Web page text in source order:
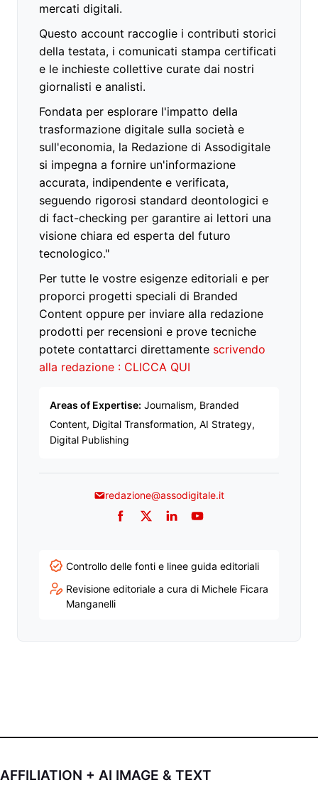
mercati digitali.
Questo account raccoglie i contributi storici
della testata, i comunicati stampa certificati
e le inchieste collettive curate dai nostri
giornalisti e analisti.
Fondata per esplorare l'impatto della
trasformazione digitale sulla società e
sull'economia, la Redazione di Assodigitale
si impegna a fornire un'informazione
accurata, indipendente e verificata,
seguendo rigorosi standard deontologici e
di fact-checking per garantire ai lettori una
visione chiara ed esperta del futuro
tecnologico."
Per tutte le vostre esigenze editoriali e per
proporci progetti speciali di Branded
Content oppure per inviare alla redazione
prodotti per recensioni e prove tecniche
potete contattarci direttamente scrivendo
alla redazione : CLICCA QUI
Areas of Expertise: Journalism, Branded
Content, Digital Transformation, AI Strategy,
Digital Publishing
redazione@assodigitale.it
Facebook
TwitterLinkedInYouTube
Controllo delle fonti e linee guida editoriali
Revisione editoriale a cura di Michele Ficara
Manganelli
AFFILIATION + AI IMAGE & TEXT